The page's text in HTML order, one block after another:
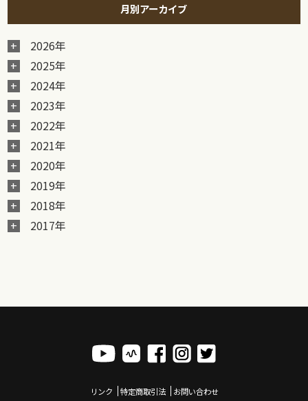
月別アーカイブ
2026年
2025年
2024年
2023年
2022年
2021年
2020年
2019年
2018年
2017年
リンク 特定商取引法 お問い合わせ